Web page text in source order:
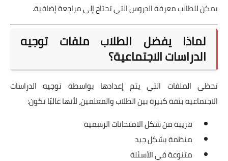
يمكن للطالب معرفة الدروس التي تحتاج إلى مراجعة إضافية.
لماذا يفضل الطلاب ملفات توجيه
الدراسات الاجتماعية؟
تحظى الملفات التي يتم إعدادها بواسطة توجيه الدراسات
الاجتماعية بثقة كبيرة بين الطلاب والمعلمين، لأنها غالبًا تكون:
قريبة من شكل الامتحانات الرسمية
منظمة بشكل جيد
متنوعة في الأسئلة